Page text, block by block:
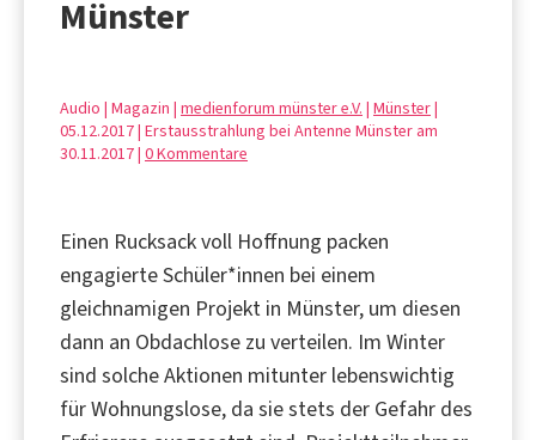
Münster
Audio | Magazin | medienforum münster e.V. | Münster|
05.12.2017 | Erstausstrahlung bei Antenne Münster am
30.11.2017 | 0 Kommentare
Einen Rucksack voll Hoffnung packen
engagierte Schüler*innen bei einem
gleichnamigen Projekt in Münster, um diesen
dann an Obdachlose zu verteilen. Im Winter
sind solche Aktionen mitunter lebenswichtig
für Wohnungslose, da sie stets der Gefahr des